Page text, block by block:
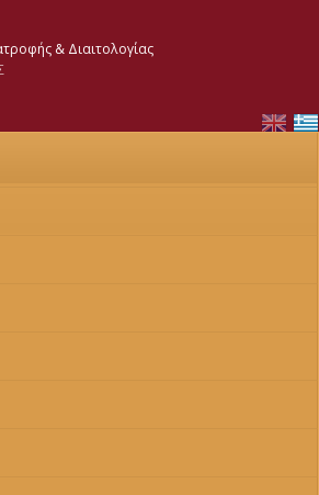
κυρίως& Διαιτολογίας